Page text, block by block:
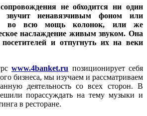
не обходится ни один
звучит ненавязчивым фоном или
во всю мощь колонок, или же
наслаждение живым звуком. Она
посетителей и отпугнуть их на веки
www.4banket.ru позиционирует себя
бизнеса, мы изучаем и рассматриваем
деятельность со всех сторон. В
порассуждать на тему музыки и
в ресторане.